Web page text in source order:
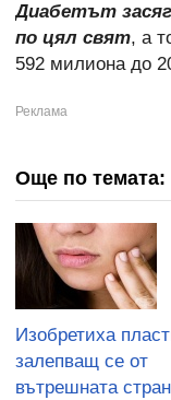
Диабетът
по цял свят, а
592 милиона до
Още по темата:
Изобретиха
залепващ се от
вътрешната